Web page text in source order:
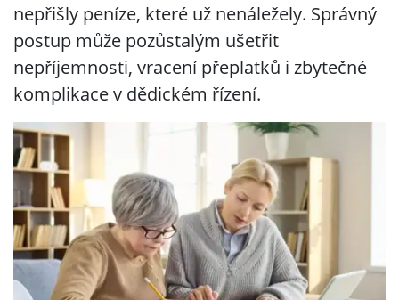
nepřišly peníze, které už nenáležely. Správný
postup může pozůstalým ušetřit
nepříjemnosti, vracení přeplatků i zbytečné
komplikace v dědickém řízení.